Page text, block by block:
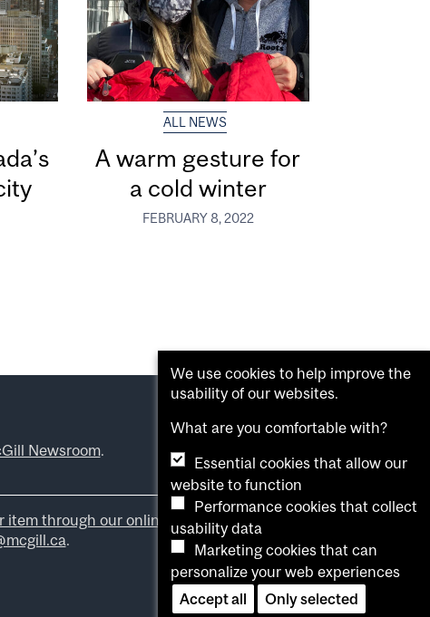
ALL NEWS
A warm gesture for
a cold winter
FEBRUARY 8, 2022
Newsroom.
item through our online form .
.
We use cookies to help improve the
usability of our websites.
What are you comfortable with?
Essential cookies that allow our
website to function
Performance cookies that collect
usability data
Marketing cookies that can
personalize your web experiences
Accept all
Only selected